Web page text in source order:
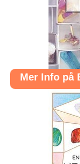
Mer Info på